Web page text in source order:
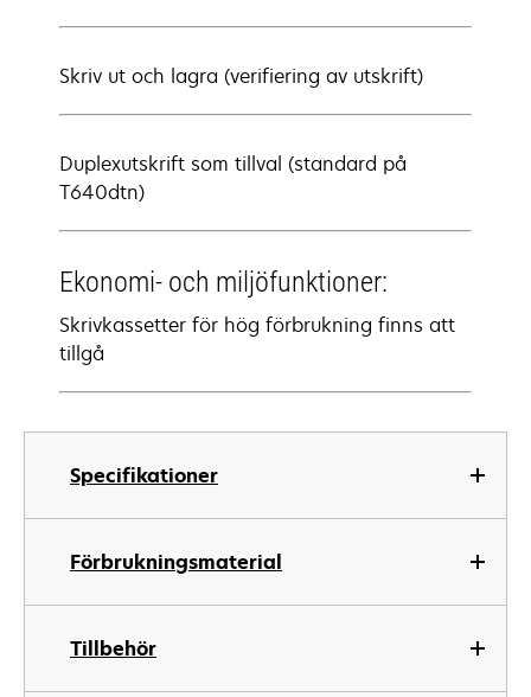
Specifikationer
Förbrukningsmaterial
Tillbehör
Skriv ut och lagra (verifiering av utskrift)
Duplexutskrift som tillval (standard på
T640dtn)
Ekonomi- och miljöfunktioner:
Skrivkassetter för hög förbrukning finns att
tillgå